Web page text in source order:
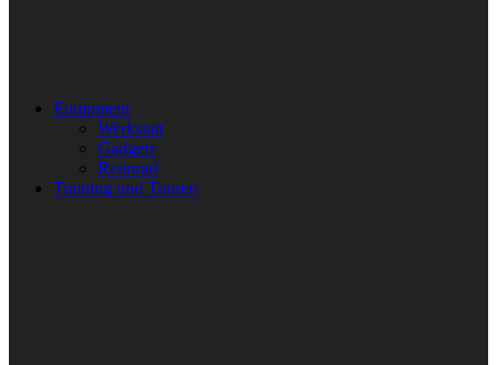
Equipment
Werkstatt
Gadgets
Rennrad
Training und Touren